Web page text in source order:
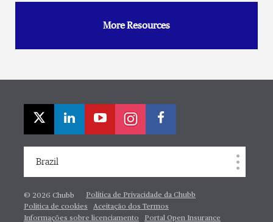
More Resources
Brazil
© 2026 Chubb
Política de Privacidade da Chubb
Politica de cookies
Aceitação dos Termos
Informações sobre licenciamento
Portal Open Insurance